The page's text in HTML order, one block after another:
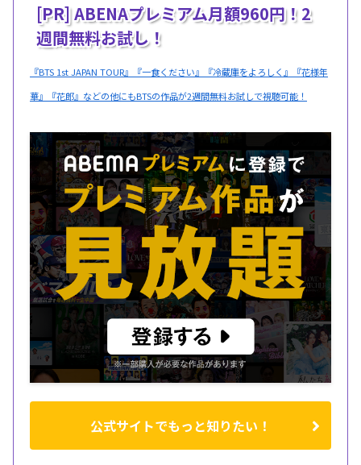
[PR] ABENAプレミアム月額960円！2
週間無料お試し！
『BTS 1st JAPAN TOUR』『一食ください』『冷蔵庫をよろしく』『花様年
華』『花郎』などの他にもBTSの作品が2週間無料お試しで視聴可能！
公式サイトでもっと知りたい！